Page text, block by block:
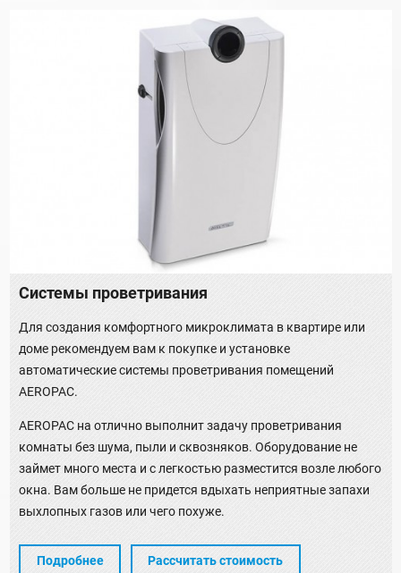
Системы проветривания
Для создания комфортного микроклимата в квартире или
доме рекомендуем вам к покупке и установке
автоматические системы проветривания помещений
AEROPAC.
AEROPAC на отлично выполнит задачу проветривания
комнаты без шума, пыли и сквозняков. Оборудование не
займет много места и с легкостью разместится возле любого
окна. Вам больше не придется вдыхать неприятные запахи
выхлопных газов или чего похуже.
Подробнее Рассчитать стоимость